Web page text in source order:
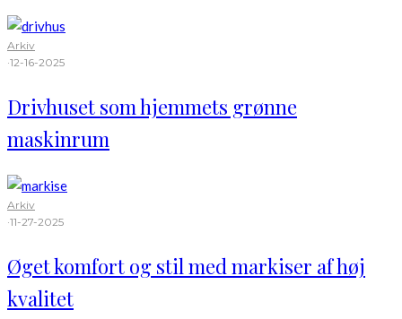
Arkiv
·12-16-2025
Drivhuset som hjemmets grønne
maskinrum
Arkiv
·11-27-2025
Øget komfort og stil med markiser af høj
kvalitet